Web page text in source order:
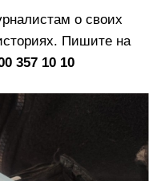
а
о своих
Пишите на
357 10 10